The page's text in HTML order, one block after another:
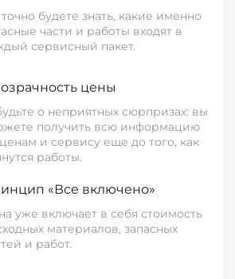
будете знать, какие именно
части и работы входят в
сервисный пакет.
цены
о неприятных сюрпризах: вы
получить всю информацию
и сервису еще до того, как
работы.
«Все включено»
уже включает в себя стоимость
материалов, запасных
и работ.